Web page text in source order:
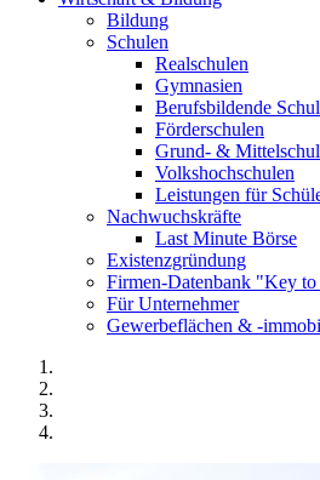
Bildung
Schulen
Realschulen
Gymnasien
Berufsbildende
Förderschulen
Grund- &
Volkshochschulen
Leistungen für
Nachwuchskräfte
Last Minute Börse
Existenzgründung
Firmen-Datenbank "Key
Für Unternehmer
Gewerbeflächen & -